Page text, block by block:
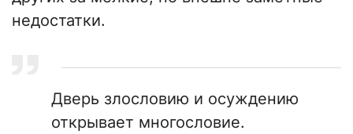
недостатки.
Дверь злословию и осуждению
открывает многословие.